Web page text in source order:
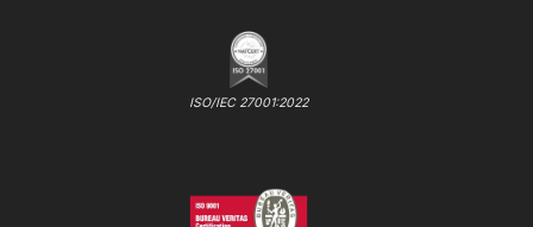
ISO/IEC 27001:2022